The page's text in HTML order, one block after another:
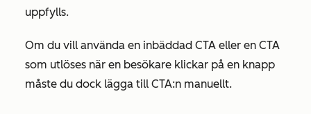
uppfylls.
Om du vill använda en inbäddad CTA eller en CTA
som utlöses när en besökare klickar på en knapp
måste du dock lägga till CTA:n manuellt.